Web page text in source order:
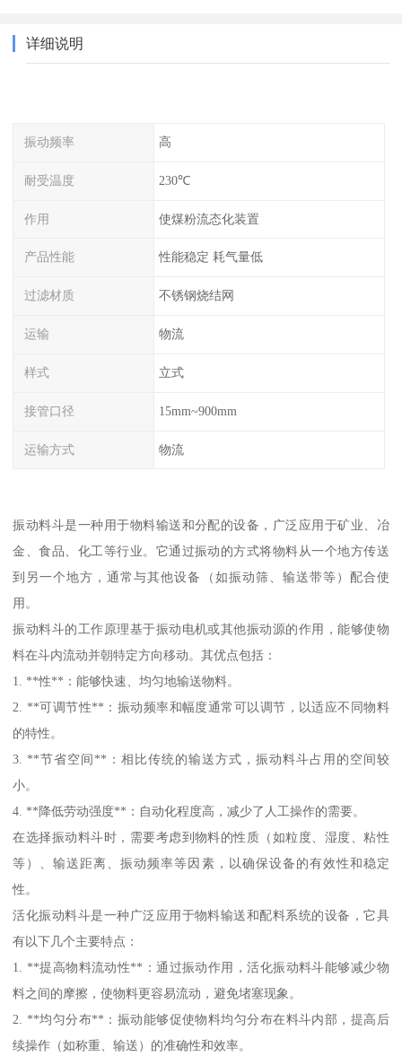
详细说明
振动频率 高
耐受温度 230℃
作用 使煤粉流态化装置
产品性能 性能稳定 耗气量低
过滤材质 不锈钢烧结网
运输 物流
样式 立式
接管口径 15mm~900mm
运输方式 物流
振动料斗是一种用于物料输送和分配的设备，广泛应用于矿业、冶
金、食品、化工等行业。它通过振动的方式将物料从一个地方传送
到另一个地方，通常与其他设备（如振动筛、输送带等）配合使
用。
振动料斗的工作原理基于振动电机或其他振动源的作用，能够使物
料在斗内流动并朝特定方向移动。其优点包括：
1. **性**：能够快速、均匀地输送物料。
2. **可调节性**：振动频率和幅度通常可以调节，以适应不同物料
的特性。
3. **节省空间**：相比传统的输送方式，振动料斗占用的空间较
小。
4. **降低劳动强度**：自动化程度高，减少了人工操作的需要。
在选择振动料斗时，需要考虑到物料的性质（如粒度、湿度、粘性
等）、输送距离、振动频率等因素，以确保设备的有效性和稳定
性。
活化振动料斗是一种广泛应用于物料输送和配料系统的设备，它具
有以下几个主要特点：
1. **提高物料流动性**：通过振动作用，活化振动料斗能够减少物
料之间的摩擦，使物料更容易流动，避免堵塞现象。
2. **均匀分布**：振动能够促使物料均匀分布在料斗内部，提高后
续操作（如称重、输送）的准确性和效率。